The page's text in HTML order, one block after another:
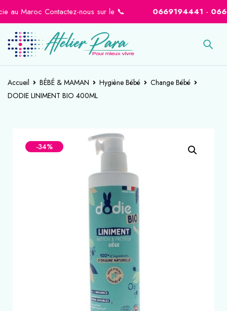
Maroc Contactez-nous sur le 📞 0669194441-
Accueil BÉBÉ & MAMAN Hygiène Bébé
Change Bébé
DODIE LINIMENT BIO 400ML
-34%